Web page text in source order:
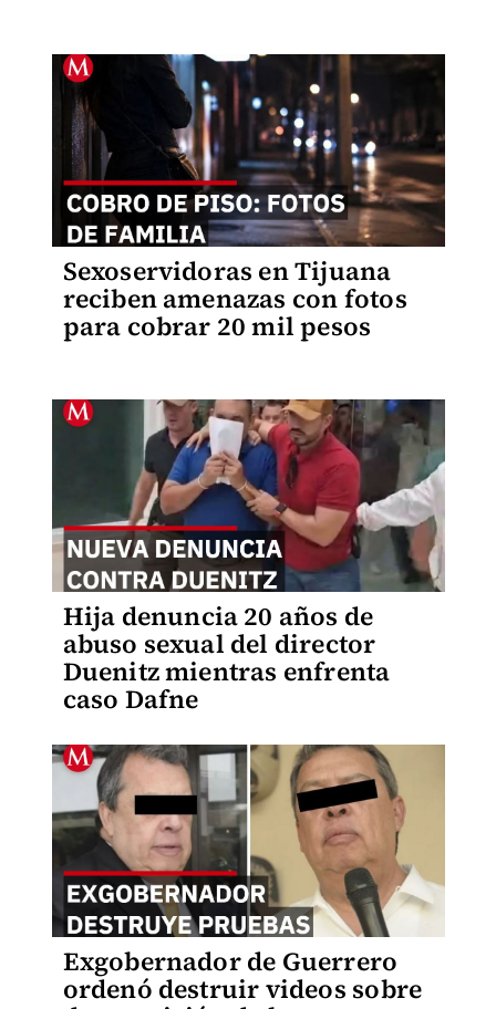
Sexoservidoras en Tijuana
reciben amenazas con fotos
para cobrar 20 mil pesos
Hija denuncia 20 años de
abuso sexual del director
Duenitz mientras enfrenta
caso Dafne
Exgobernador de Guerrero
ordenó destruir videos sobre